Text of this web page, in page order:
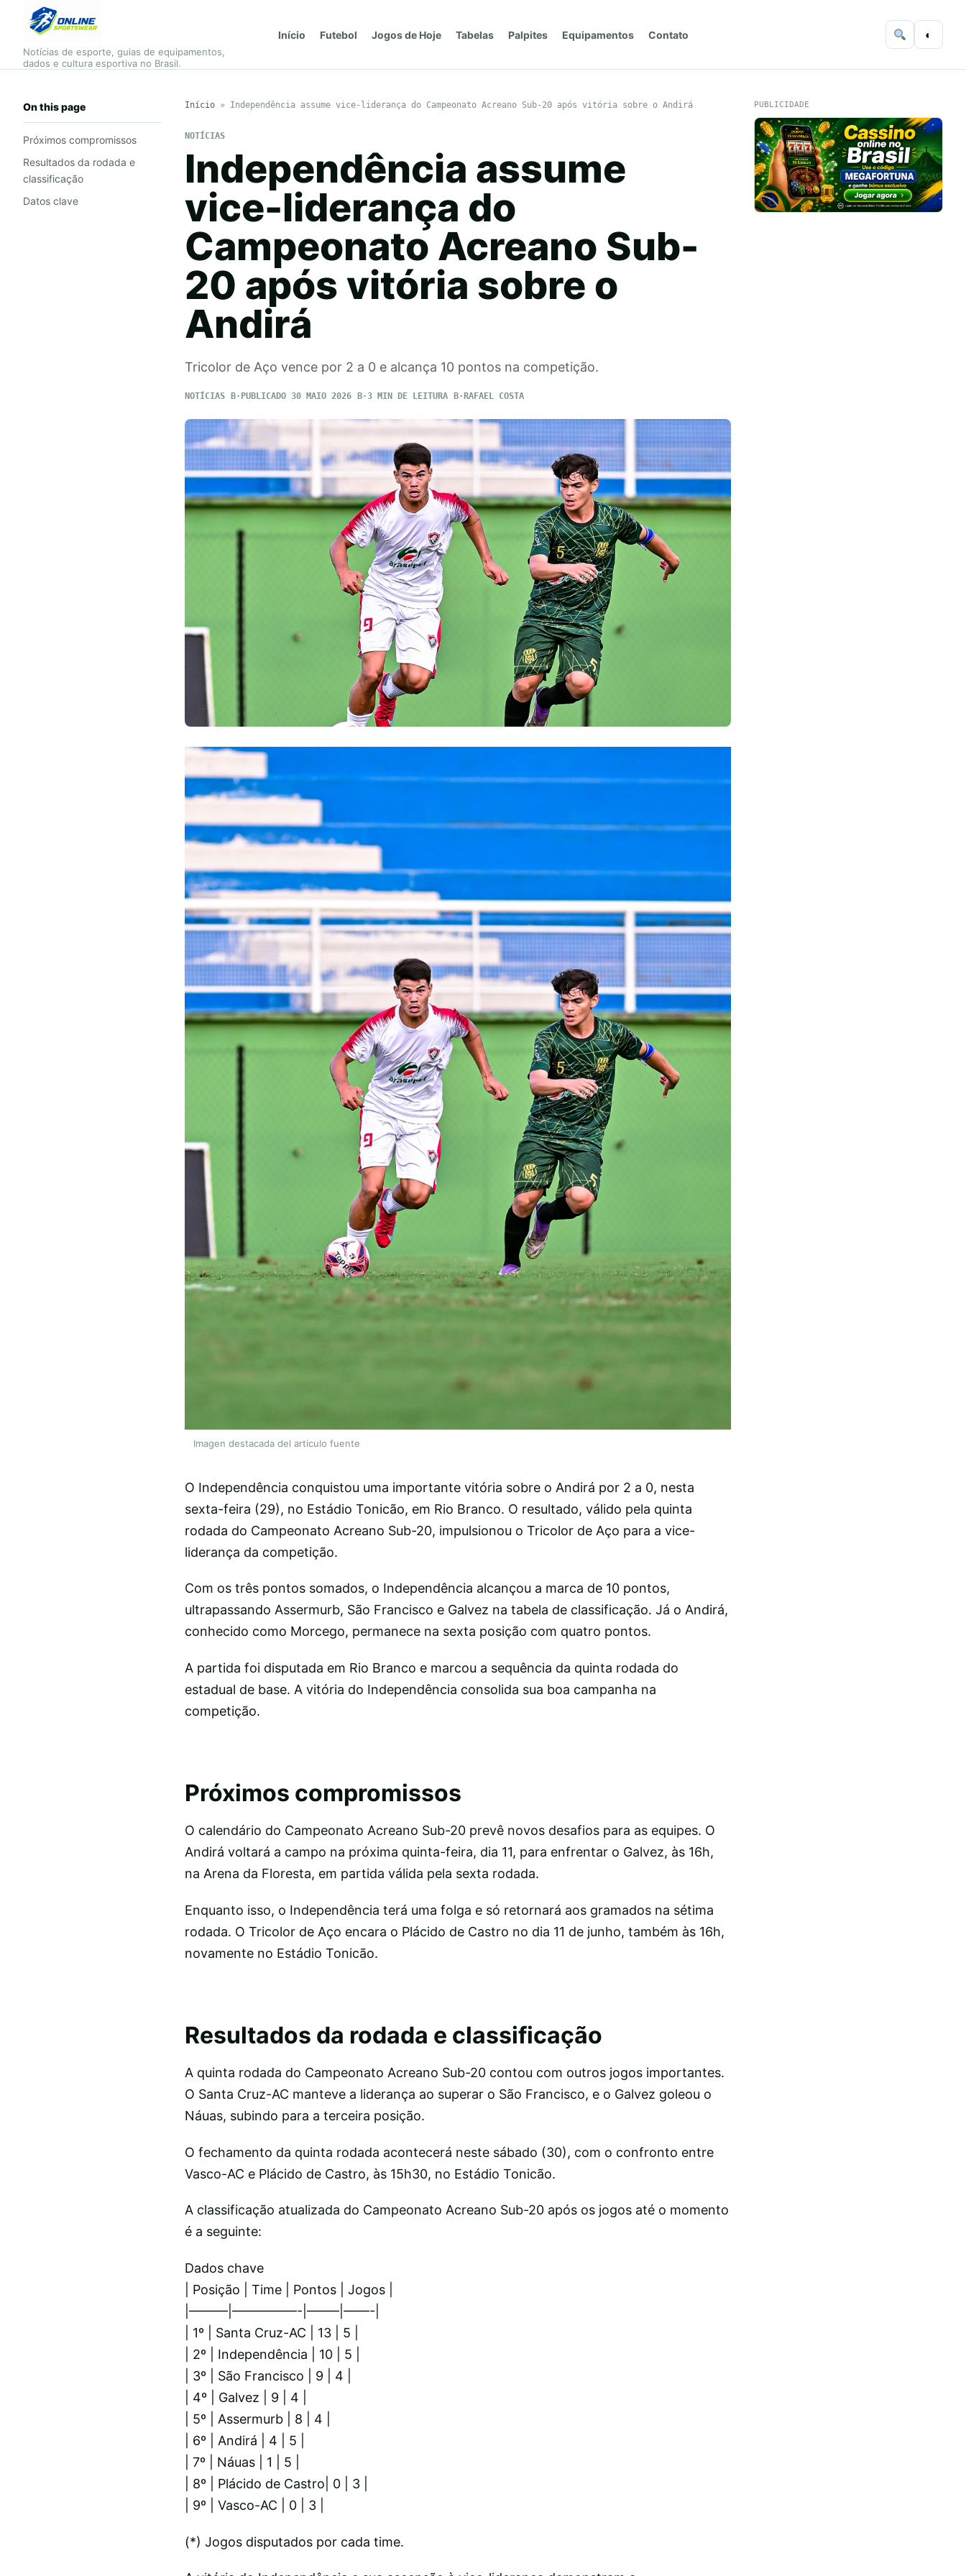
Notícias de esporte, guias de equipamentos,
dados e cultura esportiva no Brasil.
Início Futebol Jogos de Hoje Tabelas Palpites Equipamentos Contato ◐
On this page
Próximos compromissos
Resultados da rodada e
classificação
Datos clave
Início» Independência assume vice-liderança do Campeonato Acreano Sub-20 após vitória sobre o Andirá
NOTÍCIAS
Independência assume
vice-liderança do
Campeonato Acreano Sub-
20 após vitória sobre o
Andirá
Tricolor de Aço vence por 2 a 0 e alcança 10 pontos na competição.
NOTÍCIAS PUBLICADO 30 MAIO 2026 3 MIN DE LEITURA RAFAEL COSTA
Imagen destacada del articulo fuente
O Independência conquistou uma importante vitória sobre o Andirá por 2 a 0, nesta
sexta-feira (29), no Estádio Tonicão, em Rio Branco. O resultado, válido pela quinta
rodada do Campeonato Acreano Sub-20, impulsionou o Tricolor de Aço para a vice-
liderança da competição.
Com os três pontos somados, o Independência alcançou a marca de 10 pontos,
ultrapassando Assermurb, São Francisco e Galvez na tabela de classificação. Já o Andirá,
conhecido como Morcego, permanece na sexta posição com quatro pontos.
A partida foi disputada em Rio Branco e marcou a sequência da quinta rodada do
estadual de base. A vitória do Independência consolida sua boa campanha na
competição.
Próximos compromissos
O calendário do Campeonato Acreano Sub-20 prevê novos desafios para as equipes. O
Andirá voltará a campo na próxima quinta-feira, dia 11, para enfrentar o Galvez, às 16h,
na Arena da Floresta, em partida válida pela sexta rodada.
Enquanto isso, o Independência terá uma folga e só retornará aos gramados na sétima
rodada. O Tricolor de Aço encara o Plácido de Castro no dia 11 de junho, também às 16h,
novamente no Estádio Tonicão.
Resultados da rodada e classificação
A quinta rodada do Campeonato Acreano Sub-20 contou com outros jogos importantes.
O Santa Cruz-AC manteve a liderança ao superar o São Francisco, e o Galvez goleou o
Náuas, subindo para a terceira posição.
O fechamento da quinta rodada acontecerá neste sábado (30), com o confronto entre
Vasco-AC e Plácido de Castro, às 15h30, no Estádio Tonicão.
A classificação atualizada do Campeonato Acreano Sub-20 após os jogos até o momento
é a seguinte:
Dados chave
| Posição | Time | Pontos | Jogos |
|———|—————-|——–|——-|
| 1º | Santa Cruz-AC | 13 | 5 |
| 2º | Independência | 10 | 5 |
| 3º | São Francisco | 9 | 4 |
| 4º | Galvez | 9 | 4 |
| 5º | Assermurb | 8 | 4 |
| 6º | Andirá | 4 | 5 |
| 7º | Náuas | 1 | 5 |
| 8º | Plácido de Castro| 0 | 3 |
| 9º | Vasco-AC | 0 | 3 |
(*) Jogos disputados por cada time.
PUBLICIDADE